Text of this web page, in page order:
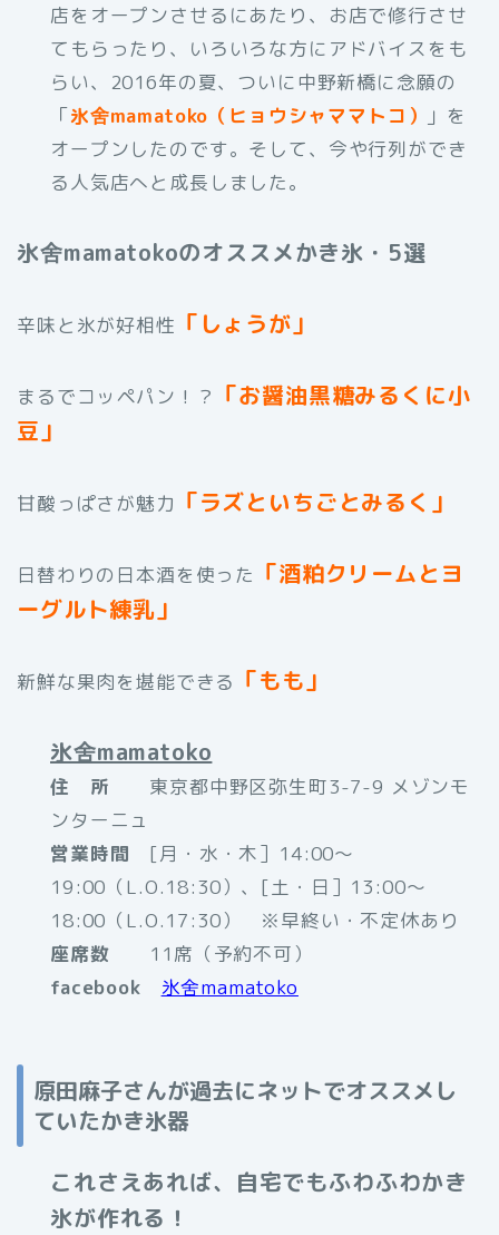
店をオープンさせるにあたり、お店で修行させ
てもらったり、いろいろな方にアドバイスをも
らい、2016年の夏、ついに中野新橋に念願の
「氷舍mamatoko（ヒョウシャママトコ）
」を
オープンしたのです。そして、今や行列ができ
る人気店へと成長しました。
氷舍mamatokoのオススメかき氷・5選
辛味と氷が好相性 「しょうが」
まるでコッペパン！？
「お醤油黒糖みるくに小
豆」
甘酸っぱさが魅力 「ラズといちごとみるく」
日替わりの日本酒を使った 「酒粕クリームとヨ
ーグルト練乳」
新鮮な果肉を堪能できる 「もも」
氷舍mamatoko
住 所 東京都中野区弥生町3-7-9 メゾンモ
ンターニュ
営業時間 [月・水・木］14:00～
19:00（L.O.18:30）、[土・日］13:00～
18:00（L.O.17:30） ※早終い・不定休あり
座席数 11席（予約不可）
facebook
氷舍mamatoko
原田麻子さんが過去にネットでオススメし
ていたかき氷器
これさえあれば、自宅でもふわふわかき
氷が作れる！